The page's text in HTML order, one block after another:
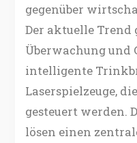
gegenüber
Der aktuelle
Überwachung und
intelligente
Laserspielzeuge,
gesteuert werden.
lösen einen